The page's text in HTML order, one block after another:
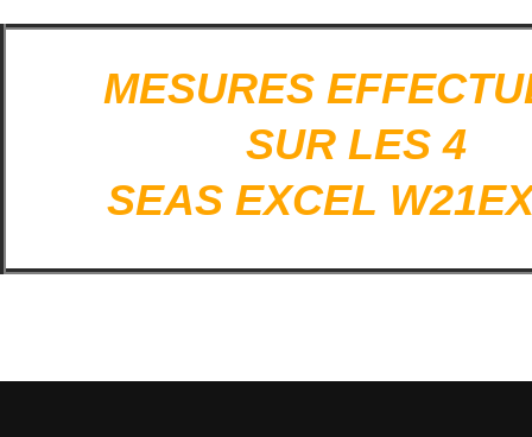
MESURES
SUR LES 4
SEAS EXCEL